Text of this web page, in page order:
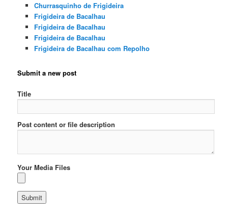
Churrasquinho de Frigideira
Frigideira de Bacalhau
Frigideira de Bacalhau
Frigideira de Bacalhau
Frigideira de Bacalhau com Repolho
Submit a new post
Title
Post content or file description
Your Media Files